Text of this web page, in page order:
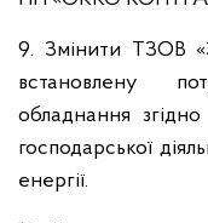
9. Змінити ТЗОВ
встановлену
обладнання
господарської
енергії.